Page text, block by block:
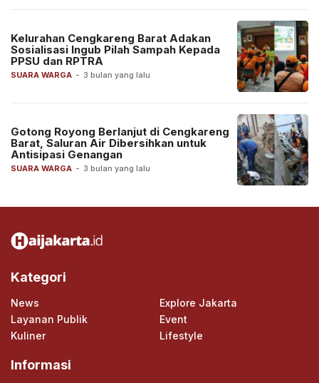
SUARA WARGA - 3 bulan yang lalu
Kelurahan Cengkareng Barat Adakan
Sosialisasi Ingub Pilah Sampah Kepada
PPSU dan RPTRA
SUARA WARGA - 3 bulan yang lalu
Gotong Royong Berlanjut di Cengkareng
Barat, Saluran Air Dibersihkan untuk
Antisipasi Genangan
Kategori
News
Explore Jakarta
Layanan Publik
Event
Kuliner
Lifestyle
Informasi